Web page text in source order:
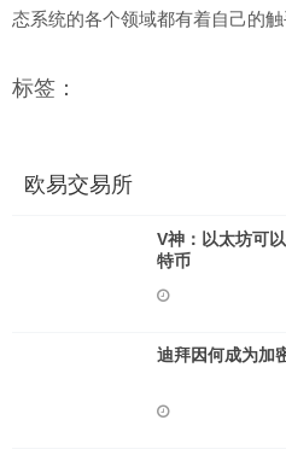
态系统的各个领域都有着自己的触
标签：
欧易交易所
V神：以太坊可
特币
迪拜因何成为加